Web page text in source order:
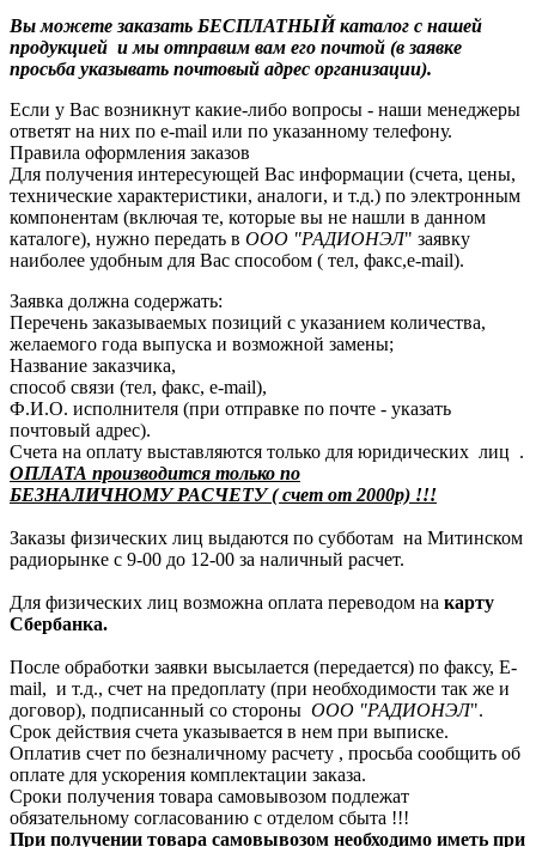
Вы можете заказать БЕСПЛАТНЫЙ каталог с нашей
продукцией и мы отправим вам его почтой (в заявке
просьба указывать почтовый адрес организации).
Если у Вас возникнут какие-либо вопросы - наши менеджеры
ответят на них по e-mail или по указанному телефону.
Правила оформления заказов
Для получения интересующей Вас информации (счета, цены,
технические характеристики, аналоги, и т.д.) по электронным
компонентам (включая те, которые вы не нашли в данном
каталоге), нужно передать в ООО "РАДИОНЭЛ" заявку
наиболее удобным для Вас способом ( тел, факс,e-mail).
Заявка должна содержать:
Перечень заказываемых позиций с указанием количества,
желаемого года выпуска и возможной замены;
Название заказчика,
способ связи (тел, факс, e-mail),
Ф.И.О. исполнителя (при отправке по почте - указать
почтовый адрес).
Счета на оплату выставляются только для юридических лиц .
ОПЛАТА производится только по
БЕЗНАЛИЧНОМУ РАСЧЕТУ ( счет от 2000р) !!!
Заказы физических лиц выдаются по субботам на Митинском
радиорынке с 9-00 до 12-00 за наличный расчет.
Для физических лиц возможна оплата переводом на карту
Сбербанка.
После обработки заявки высылается (передается) по факсу, E-
mail, и т.д., счет на предоплату (при необходимости так же и
договор), подписанный со стороны ООО "РАДИОНЭЛ".
Срок действия счета указывается в нем при выписке.
Оплатив счет по безналичному расчету , просьба сообщить об
оплате для ускорения комплектации заказа.
Сроки получения товара самовывозом подлежат
обязательному согласованию с отделом сбыта !!!
При получении товара самовывозом необходимо иметь при